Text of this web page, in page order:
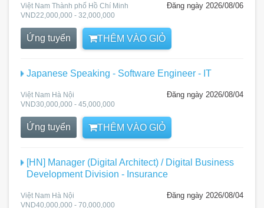
Đăng ngày 2026/08/06
Việt Nam Thành phố Hồ Chí Minh
VND22,000,000 - 32,000,000
Ứng tuyển THÊM VÀO GIỎ
Japanese Speaking - Software Engineer - IT
Đăng ngày 2026/08/04
Việt Nam Hà Nội
VND30,000,000 - 45,000,000
Ứng tuyển THÊM VÀO GIỎ
[HN] Manager (Digital Architect) / Digital Business
Development Division - Insurance
Đăng ngày 2026/08/04
Việt Nam Hà Nội
VND40,000,000 - 70,000,000